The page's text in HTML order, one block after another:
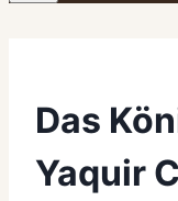
Das
Yaquir